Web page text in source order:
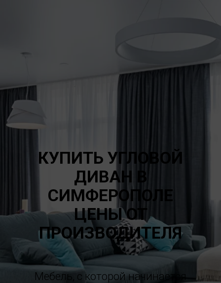
КУПИТЬ УГЛОВОЙ
ДИВАН В
СИМФЕРОПОЛЕ
ЦЕНЫ ОТ
ПРОИЗВОДИТЕЛЯ
Мебель, с которой начинается